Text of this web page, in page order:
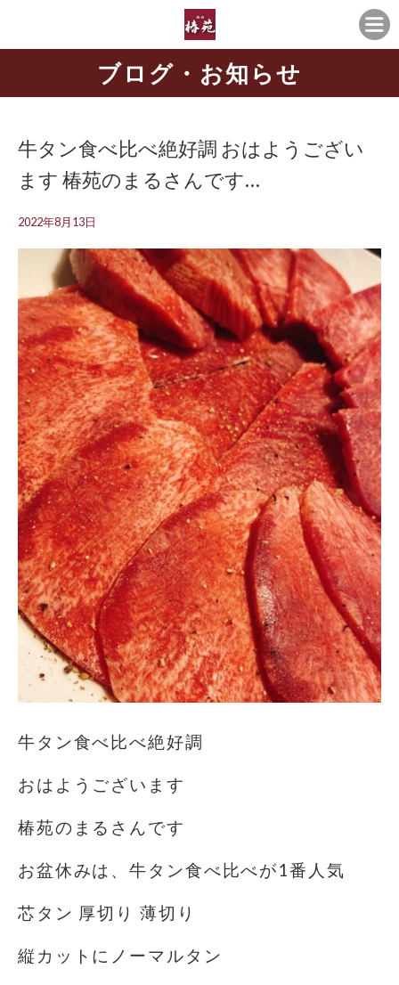
ブログ・お知らせ
牛タン食べ比べ絶好調 おはようござい
ます 椿苑のまるさんです…
2022年8月13日
牛タン食べ比べ絶好調
おはようございます
椿苑のまるさんです
お盆休みは、牛タン食べ比べが1番人気
芯タン 厚切り 薄切り
縦カットにノーマルタン